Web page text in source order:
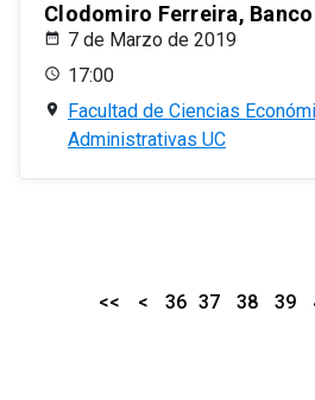
Clodomiro Ferreira, Banco
7 de Marzo de 2019
17:00
Facultad de Ciencias
Administrativas UC
<< < 36 37 38 39